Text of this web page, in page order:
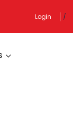
Login